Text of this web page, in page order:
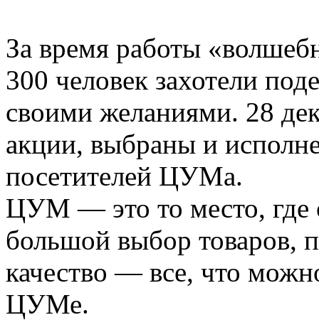
За время работы
300 человек захотели
своими желаниями. 28
акции, выбраны и
посетителей ЦУМа.
ЦУМ — это то место, где
большой выбор товаров,
качество — все, что
ЦУМе.